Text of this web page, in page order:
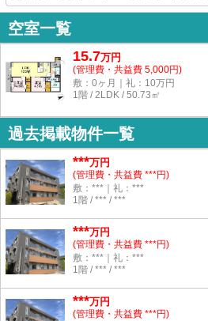
空室一覧
15.7万円
(管理費・共益費 5,000円)
敷：0ヶ月｜礼：10万円
1階 / 2LDK / 50.73㎡
過去掲載物件一覧
***万円
(管理費・共益費 ***円)
敷：***｜礼：***
1階 / *** / ***
***万円
(管理費・共益費 ***円)
敷：***｜礼：***
1階 / *** / ***
***万円
(管理費・共益費 ***円)